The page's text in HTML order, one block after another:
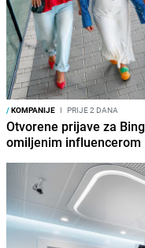
/KOMPANIJE I PRIJE 2 DANA
Otvorene prijave za
omiljenim influencerom